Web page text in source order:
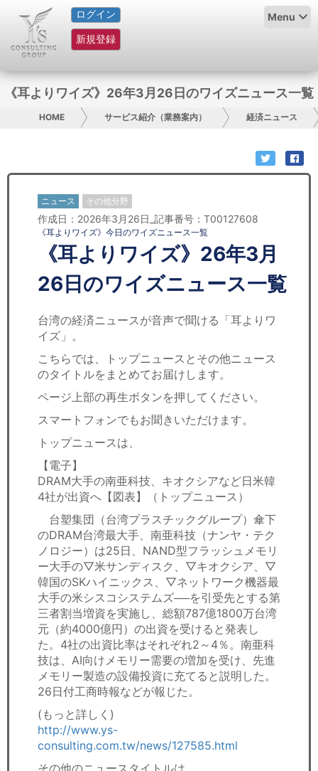
ログイン
新規登録
Menu
HOME
サービス紹介
グループ概要
日本人にPR
コンサルティング
リサーチ
セミナー
経済ニュース
労務顧問
ＩＴ
飲食店情報
《耳よりワイズ》26年3月26日のワイズニュース一覧
HOME サービス紹介（業務案内） 経済ニュース
ニュース その他分野
作成日：2026年3月26日_記事番号：T00127608
《耳よりワイズ》今日のワイズニュース一覧
《耳よりワイズ》26年3月
26日のワイズニュース一覧
台湾の経済ニュースが音声で聞ける「耳よりワ
イズ」。
こちらでは、トップニュースとその他ニュース
のタイトルをまとめてお届けします。
ページ上部の再生ボタンを押してください。
スマートフォンでもお聞きいただけます。
トップニュースは、
【電子】
DRAM大手の南亜科技、キオクシアなど日米韓
4社が出資へ【図表】（トップニュース）
台塑集団（台湾プラスチックグループ）傘下
のDRAM台湾最大手、南亜科技（ナンヤ・テク
ノロジー）は25日、NAND型フラッシュメモリ
ー大手の▽米サンディスク、▽キオクシア、▽
韓国のSKハイニックス、▽ネットワーク機器最
大手の米シスコシステムズ──を引受先とする第
三者割当増資を実施し、総額787億1800万台湾
元（約4000億円）の出資を受けると発表し
た。4社の出資比率はそれぞれ2～4％。南亜科
技は、AI向けメモリー需要の増加を受け、先進
メモリー製造の設備投資に充てると説明した。
26日付工商時報などが報じた。
(もっと詳しく)
http://www.ys-
consulting.com.tw/news/127585.html
その他のニュースタイトルは、